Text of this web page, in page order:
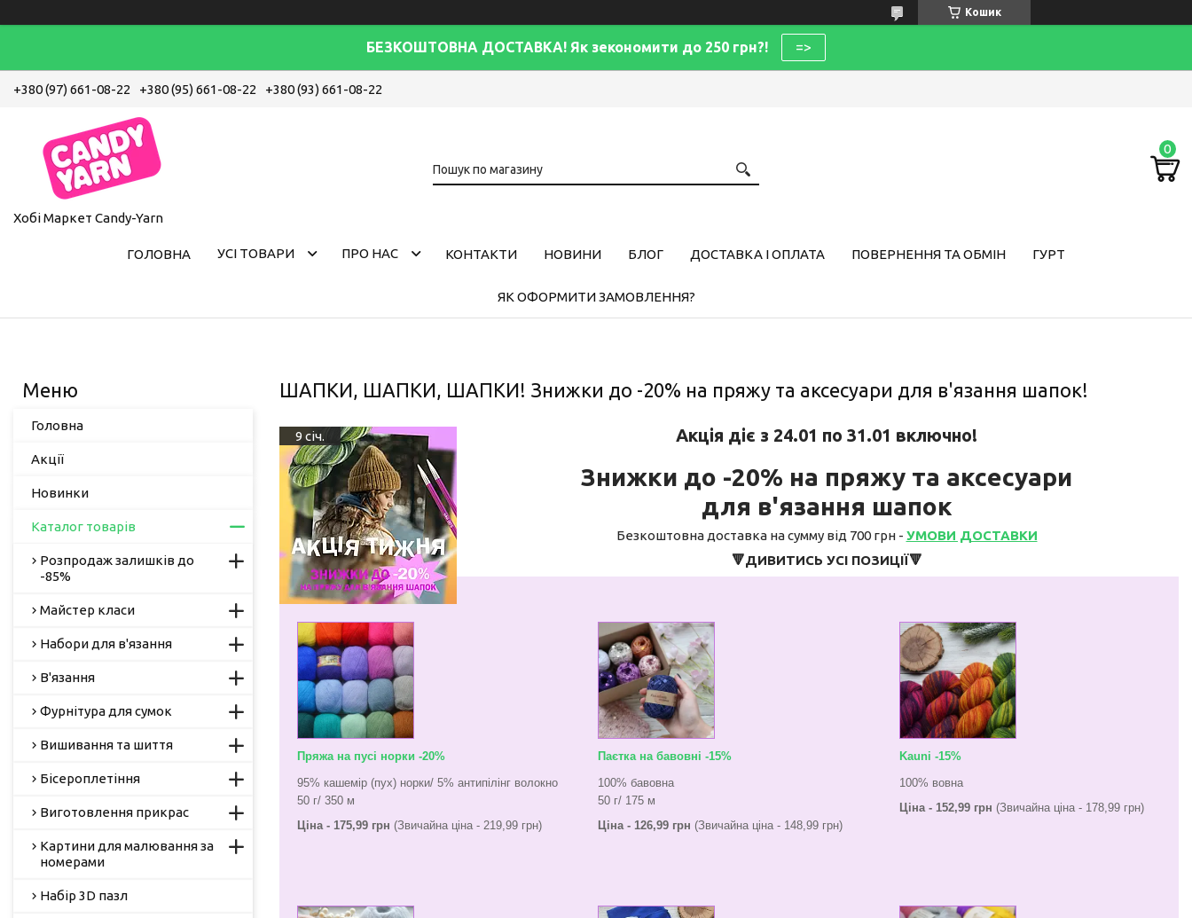
Кошик
БЕЗКОШТОВНА ДОСТАВКА! Як зекономити до 250 грн?! =>
+380 (97) 661-08-22 +380 (95) 661-08-22 +380 (93) 661-08-22
Хобі Маркет Candy-Yarn
ГОЛОВНА УСІ ТОВАРИ ПРО НАС КОНТАКТИ НОВИНИ БЛОГ ДОСТАВКА І ОПЛАТА ПОВЕРНЕННЯ ТА ОБМІН ГУРТ
ЯК ОФОРМИТИ ЗАМОВЛЕННЯ?
ШАПКИ, ШАПКИ, ШАПКИ! Знижки до -20% на пряжу та аксесуари для в'язання шапок!
9 січ. Акція діє з 24.01 по 31.01 включно!
Знижки до -20% на пряжу та аксесуари
для в'язання шапок
Безкоштовна доставка на сумму від 700 грн - УМОВИ ДОСТАВКИ
🔻ДИВИТИСЬ УСІ ПОЗИЦІЇ🔻
Пряжа на пусі норки -20%
95% кашемір (пух) норки/ 5% антипілінг волокно
50 г/ 350 м
Ціна - 175,99 грн (Звичайна ціна - 219,99 грн)
Паєтка на бавовні -15%
100% бавовна
50 г/ 175 м
Ціна - 126,99 грн (Звичайна ціна - 148,99 грн)
Kauni -15%
100% вовна
Ціна - 152,99 грн (Звичайна ціна - 178,99 грн)
Головна
Акції
Новинки
Каталог товарів
Розпродаж залишків до
-85%
Майстер класи
Набори для в'язання
В'язання
Фурнітура для сумок
Вишивання та шиття
Бісероплетіння
Виготовлення прикрас
Картини для малювання за
номерами
Набір 3D пазл